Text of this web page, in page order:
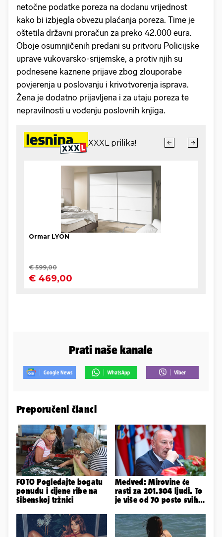
netočne podatke poreza na dodanu vrijednost
kako bi izbjegla obvezu plaćanja poreza. Time je
oštetila državni proračun za preko 42.000 eura.
Oboje osumnjičenih predani su pritvoru Policijske
uprave vukovarsko-srijemske, a protiv njih su
podnesene kaznene prijave zbog zlouporabe
povjerenja u poslovanju i krivotvorenja isprava.
Žena je dodatno prijavljena i za utaju poreza te
nepravilnosti u vođenju poslovnih knjiga.
Prati naše kanale
Preporučeni članci
FOTO Pogledajte bogatu
ponudu i cijene ribe na
šibenskoj tržnici
Medved: Mirovine će
rasti za 201.304 ljudi. To
je više od 70 posto svih